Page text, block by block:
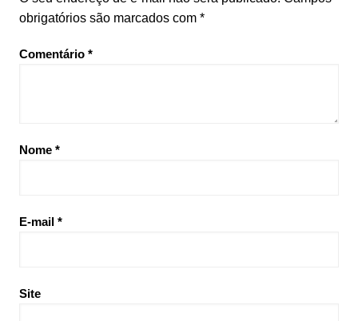
obrigatórios são marcados com *
Comentário *
Nome *
E-mail *
Site